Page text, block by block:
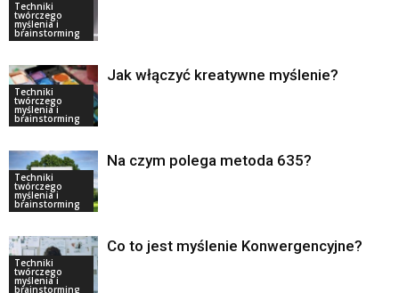
Techniki
twórczego
myślenia i
brainstorming
Techniki
twórczego
myślenia i
brainstorming
Jak włączyć kreatywne myślenie?
Techniki
twórczego
myślenia i
brainstorming
Na czym polega metoda 635?
Techniki
twórczego
myślenia i
brainstorming
Co to jest myślenie Konwergencyjne?